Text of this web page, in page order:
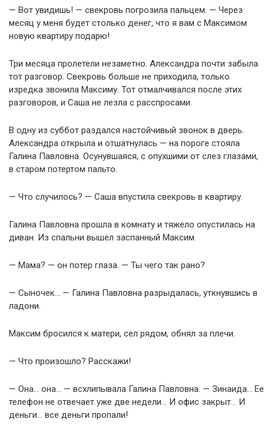
— Вот увидишь! — свекровь погрозила пальцем. — Через
месяц у меня будет столько денег, что я вам с Максимом
новую квартиру подарю!
Три месяца пролетели незаметно. Александра почти забыла
тот разговор. Свекровь больше не приходила, только
изредка звонила Максиму. Тот отмалчивался после этих
разговоров, и Саша не лезла с расспросами.
В одну из суббот раздался настойчивый звонок в дверь.
Александра открыла и отшатнулась — на пороге стояла
Галина Павловна. Осунувшаяся, с опухшими от слез глазами,
в старом потертом пальто.
— Что случилось? — Саша впустила свекровь в квартиру.
Галина Павловна прошла в комнату и тяжело опустилась на
диван. Из спальни вышел заспанный Максим.
— Мама? — он потер глаза. — Ты чего так рано?
— Сыночек… — Галина Павловна разрыдалась, уткнувшись в
ладони.
Максим бросился к матери, сел рядом, обнял за плечи.
— Что произошло? Расскажи!
— Она… она… — всхлипывала Галина Павловна. — Зинаида… Ее
телефон не отвечает уже две недели… И офис закрыт… И
деньги… все деньги пропали!